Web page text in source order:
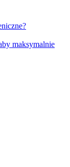
maksymalnie